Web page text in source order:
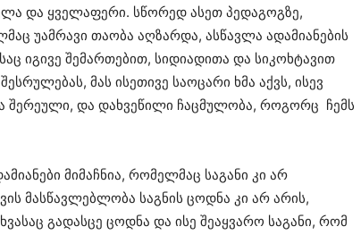
და ყველაფერი. სწორედ ასეთ პედაგოგზე,
უამრავი თაობა აღზარდა, ასწავლა ადამიანების
იგივე შემართებით, სიდიადითა და სიკოხტავით
მას ისეთივე საოცარი ხმა აქვს, ისევ
შერეული, და დახვეწილი ჩაცმულობა, როგორც ჩემს
მიმაჩნია, რომელმაც საგანი კი არ
მასწავლებლობა საგნის ცოდნა კი არ არის,
გადასცე ცოდნა და ისე შეაყვარო საგანი, რომ